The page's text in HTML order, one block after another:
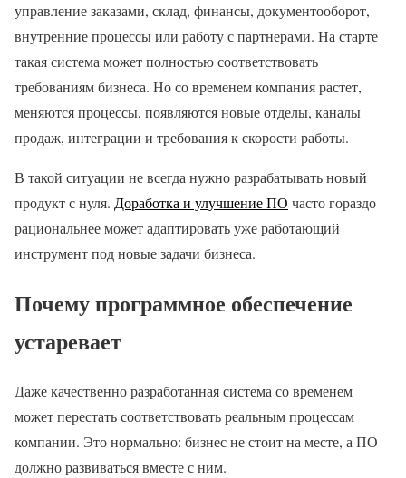
управление заказами, склад, финансы, документооборот,
внутренние процессы или работу с партнерами. На старте
такая система может полностью соответствовать
требованиям бизнеса. Но со временем компания растет,
меняются процессы, появляются новые отделы, каналы
продаж, интеграции и требования к скорости работы.
В такой ситуации не всегда нужно разрабатывать новый
продукт с нуля. Доработка и улучшение ПО часто гораздо
рациональнее может адаптировать уже работающий
инструмент под новые задачи бизнеса.
Почему программное обеспечение
устаревает
Даже качественно разработанная система со временем
может перестать соответствовать реальным процессам
компании. Это нормально: бизнес не стоит на месте, а ПО
должно развиваться вместе с ним.